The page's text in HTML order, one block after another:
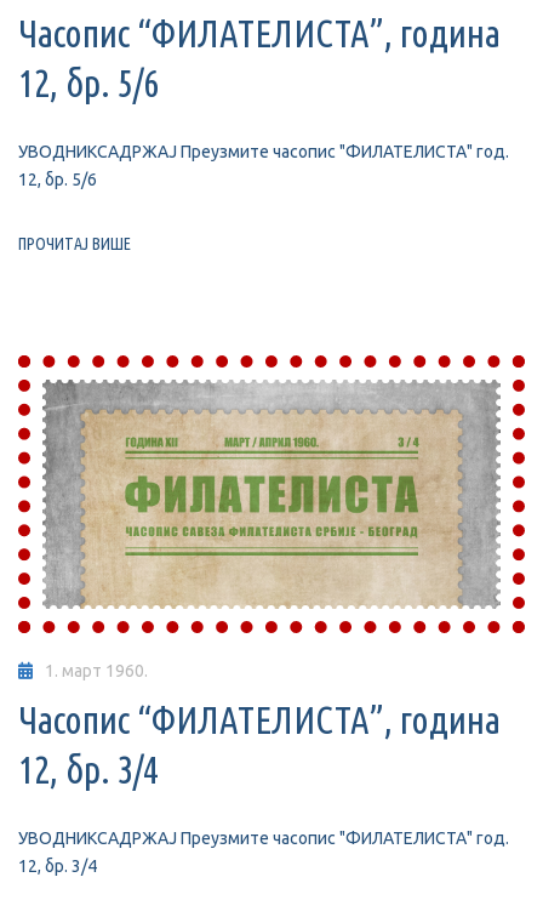
Часопис “ФИЛАТЕЛИСТА”, година
12, бр. 5/6
УВОДНИКСАДРЖАЈ Преузмите часопис "ФИЛАТЕЛИСТА" год.
12, бр. 5/6
ПРОЧИТАЈ ВИШЕ
1. март 1960.
Часопис “ФИЛАТЕЛИСТА”, година
12, бр. 3/4
УВОДНИКСАДРЖАЈ Преузмите часопис "ФИЛАТЕЛИСТА" год.
12, бр. 3/4